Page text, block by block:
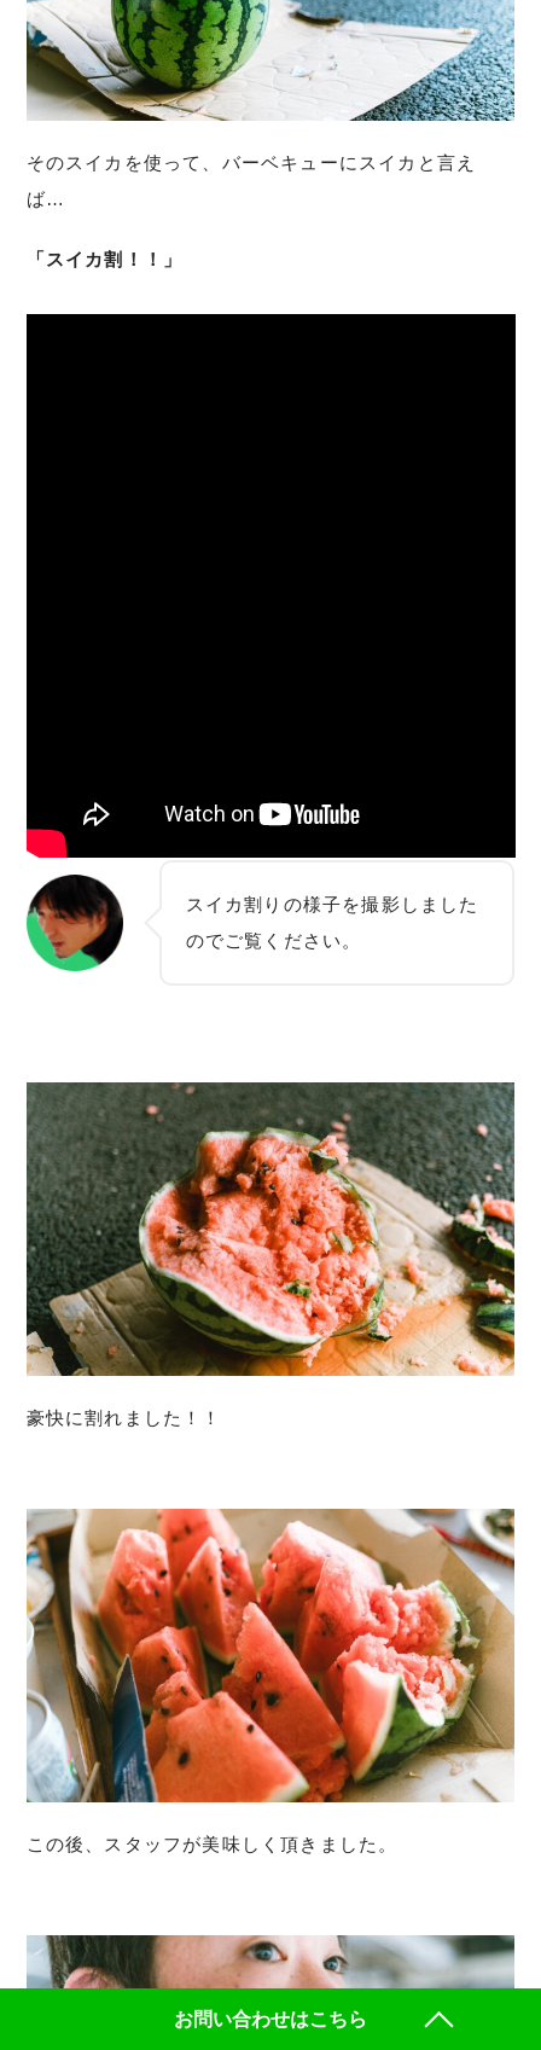
お問い合わせはこちら
そのスイカを使って、バーベキューにスイカと言え
ば…
「スイカ割！！」
スイカ割りの様子を撮影しました
のでご覧ください。
豪快に割れました！！
この後、スタッフが美味しく頂きました。